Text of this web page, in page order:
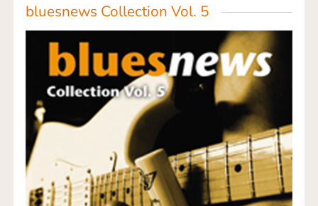
bluesnews Collection Vol. 5